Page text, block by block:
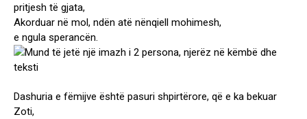
pritjesh të gjata,
Akorduar në mol, ndën atë nënqiell mohimesh,
e ngula sperancën.
Dashuria e fëmijve është pasuri shpirtërore, që e ka bekuar
Zoti,